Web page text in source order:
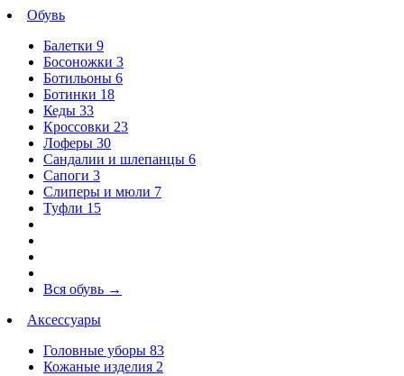
Обувь
Балетки 9
Босоножки 3
Ботильоны 6
Ботинки 18
Кеды 33
Кроссовки 23
Лоферы 30
Сандалии и шлепанцы 6
Сапоги 3
Слиперы и мюли 7
Туфли 15
Вся обувь →
Аксессуары
Головные уборы 83
Кожаные изделия 2